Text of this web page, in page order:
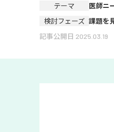
テーマ
医師ニ
検討フェーズ 課題を
記事公開日 2025.03.19